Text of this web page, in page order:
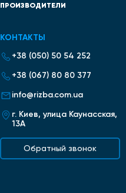
ПРОИЗВОДИТЕЛИ
КОНТАКТЫ
+38 (050) 50 54 252
+38 (067) 80 80 377
info@rizba.com.ua
г. Киев, улица Каунасская,
13А
Обратный звонок